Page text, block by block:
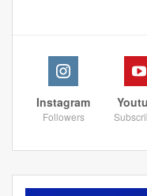
Instagram
Followers